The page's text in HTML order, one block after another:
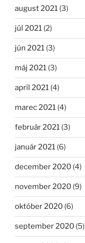
august 2021 (3)
júl 2021 (2)
jún 2021 (3)
máj 2021 (3)
apríl 2021 (4)
marec 2021 (4)
február 2021 (3)
január 2021 (6)
december 2020 (4)
november 2020 (9)
október 2020 (6)
september 2020 (5)